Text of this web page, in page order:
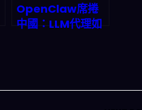
OpenClaw席捲
中國：LLM代理如